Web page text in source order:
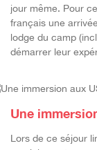
jour même. Pour
français une
lodge du camp
démarrer leur
Une
Lors de ce séjour